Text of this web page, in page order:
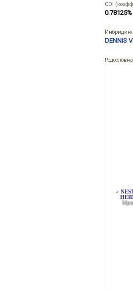
COI
0.78125%
Инбридинг
DENNIS
♂